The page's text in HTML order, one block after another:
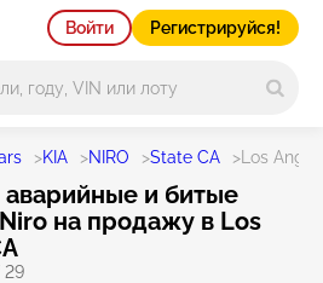
Войти Регистрируйся!
>KIA >NIRO >State CA > Los
и битые
на продажу в Los
29